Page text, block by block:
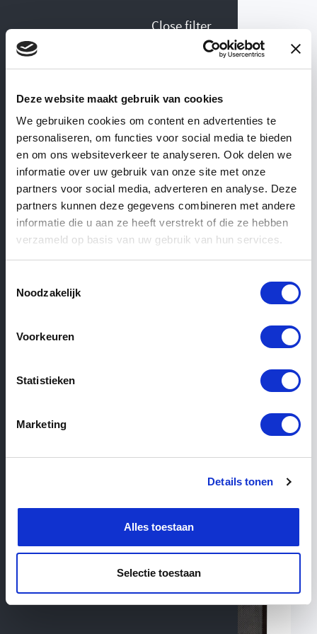
Deze website maakt gebruik van cookies
We gebruiken cookies om content en advertenties te
personaliseren, om functies voor social media te bieden
en om ons websiteverkeer te analyseren. Ook delen we
informatie over uw gebruik van onze site met onze
partners voor social media, adverteren en analyse. Deze
partners kunnen deze gegevens combineren met andere
informatie die u aan ze heeft verstrekt of die ze hebben
verzameld op basis van uw gebruik van hun services.
Noodzakelijk
Voorkeuren
Statistieken
Marketing
Details tonen
Alles toestaan
Selectie toestaan
WEBSHOP— ’T ACHTERHUIS
Fire screens &
toolsets
Close filter
Collection Fire screens &
toolsets
Material
Iron